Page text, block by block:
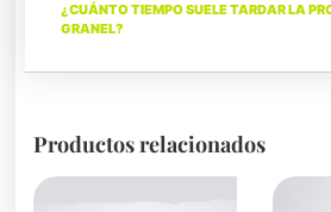
¿CUÁNTO TIEMPO SUELE TARDAR LA
GRANEL?
Productos relacionados